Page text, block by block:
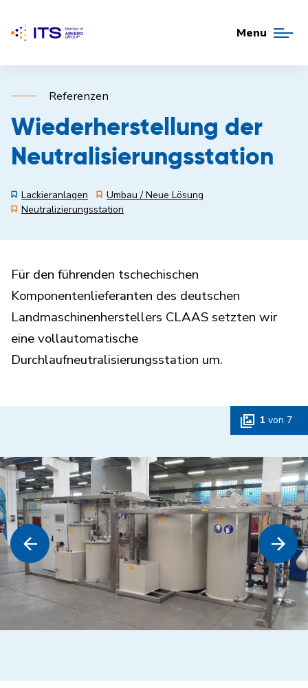
Menu
Referenzen
Wiederherstellung der
Neutralisierungsstation
Lackieranlagen
Umbau / Neue Lösung
Neutralizierungsstation
Für den führenden tschechischen
Komponentenlieferanten des deutschen
Landmaschinenherstellers CLAAS setzten wir
eine vollautomatische
Durchlaufneutralisierungsstation um.
1 von 7